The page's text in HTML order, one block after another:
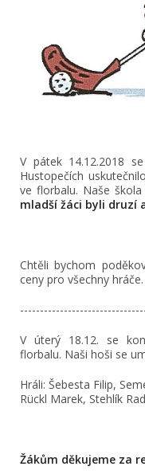
V pátek 14.12.2018
Hustopečích
ve florbalu. Naše
mladší žáci byli druzí
Chtěli bychom
ceny pro všechny hráče.
V úterý 18.12. se
florbalu. Naši hoši se
Hráli: Šebesta Filip,
Rückl Marek, Stehlík
Žákům děkujeme za